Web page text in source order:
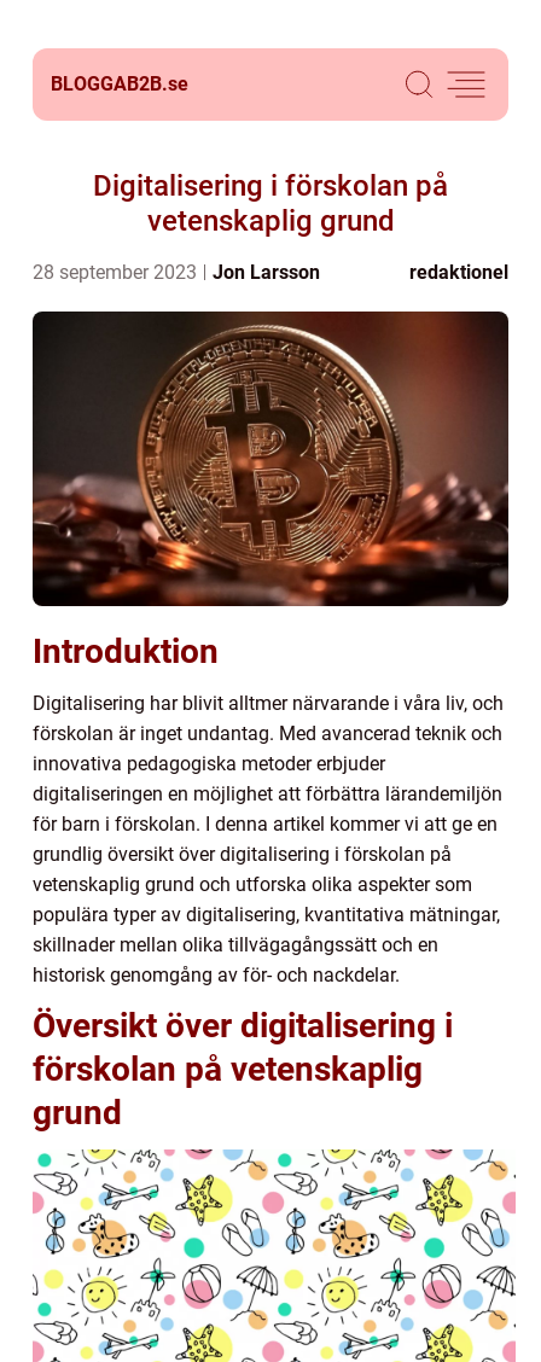
BLOGGAB2B.se
Digitalisering i förskolan på
vetenskaplig grund
28 september 2023 Jon Larsson redaktionel
Introduktion
Digitalisering har blivit alltmer närvarande i våra liv, och
förskolan är inget undantag. Med avancerad teknik och
innovativa pedagogiska metoder erbjuder
digitaliseringen en möjlighet att förbättra lärandemiljön
för barn i förskolan. I denna artikel kommer vi att ge en
grundlig översikt över digitalisering i förskolan på
vetenskaplig grund och utforska olika aspekter som
populära typer av digitalisering, kvantitativa mätningar,
skillnader mellan olika tillvägagångssätt och en
historisk genomgång av för- och nackdelar.
Översikt över digitalisering i
förskolan på vetenskaplig
grund